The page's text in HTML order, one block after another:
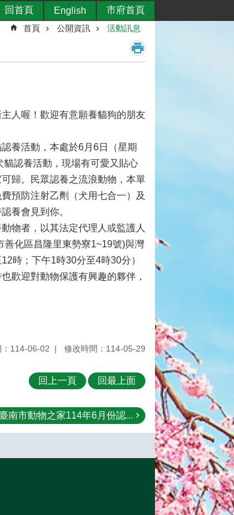
回首頁 English 市府首頁
首頁 公開資訊 活動訊息
人喔！歡迎有意願養貓狗的朋友
養活動，本處於6月6日（星期
認養活動，現場有可愛又貼心
歸。民眾認養之流浪動物，本單
預防注射乙劑（犬用七合一）及
養會見到你。
物者，以其法定代理人或監護人
化區昌隆里東勢寮1~19號)與灣
時；下午1時30分至4時30分）
歡迎對動物保護有興趣的夥伴，
114-06-02 修改時間：114-05-29
回上一頁 回最上面
南市動物之家114年6月份認...